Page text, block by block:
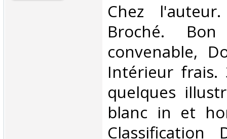
‎Chez
Broché.
convenable,
Intérieur frais.
quelques
blanc in et
Classification